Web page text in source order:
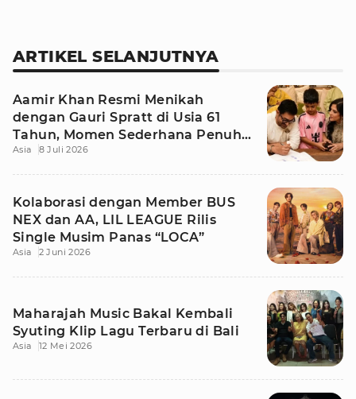
ARTIKEL SELANJUTNYA
Aamir Khan Resmi Menikah
dengan Gauri Spratt di Usia 61
Tahun, Momen Sederhana Penuh
Kehangatan
Asia 8 Juli 2026
Kolaborasi dengan Member BUS
NEX dan AA, LIL LEAGUE Rilis
Single Musim Panas “LOCA”
Asia 2 Juni 2026
Maharajah Music Bakal Kembali
Syuting Klip Lagu Terbaru di Bali
Asia 12 Mei 2026